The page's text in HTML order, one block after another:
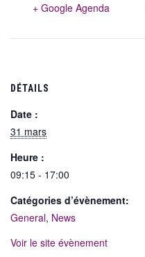
+ Google Agenda
DÉTAILS
Date :
31 mars
Heure :
09:15 - 17:00
Catégories d’évènement:
General, News
Voir le site évènement